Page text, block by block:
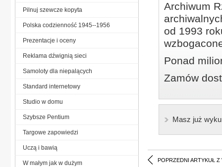
Archiwum
od 1993
Ponad
Zamów
Masz już
POPRZEDNI ARTYKUŁ Z
Pilnuj szewcze kopyta
Polska codzienność 1945--1956
Prezentacje i oceny
Reklama dźwignią sieci
Samoloty dla niepalących
Standard internetowy
Studio w domu
Szybsze Pentium
Targowe zapowiedzi
Uczą i bawią
W małym jak w dużym